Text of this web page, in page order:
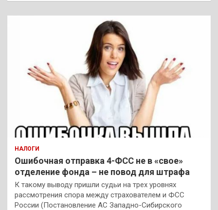
НАЛОГИ
Ошибочная отправка 4-ФСС не в «свое»
отделение фонда – не повод для штрафа
К такому выводу пришли судьи на трех уровнях
рассмотрения спора между страхователем и ФСС
России (Постановление АС Западно-Сибирского